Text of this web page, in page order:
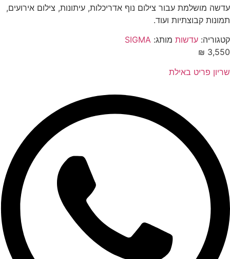
מושלמת עבור צילום נוף אדריכלות, עיתונות, צילום אירועים,
קבוצתיות ועוד.
עדשות מותג:SIGMA
₪
פריט באילת